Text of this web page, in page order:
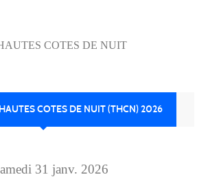
COTES DE NUIT
COTES DE NUIT (THCN) 2026
31 janv. 2026